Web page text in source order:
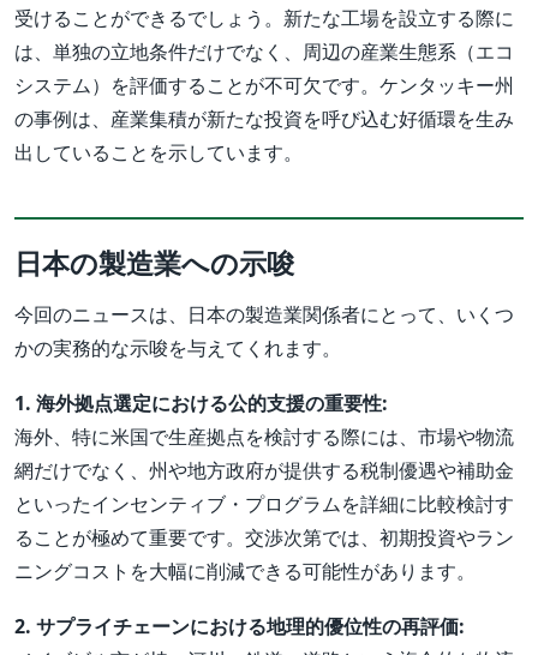
受けることができるでしょう。新たな工場を設立する際に
は、単独の立地条件だけでなく、周辺の産業生態系（エコ
システム）を評価することが不可欠です。ケンタッキー州
の事例は、産業集積が新たな投資を呼び込む好循環を生み
出していることを示しています。
日本の製造業への示唆
今回のニュースは、日本の製造業関係者にとって、いくつ
かの実務的な示唆を与えてくれます。
1. 海外拠点選定における公的支援の重要性:
海外、特に米国で生産拠点を検討する際には、市場や物流
網だけでなく、州や地方政府が提供する税制優遇や補助金
といったインセンティブ・プログラムを詳細に比較検討す
ることが極めて重要です。交渉次第では、初期投資やラン
ニングコストを大幅に削減できる可能性があります。
2. サプライチェーンにおける地理的優位性の再評価: